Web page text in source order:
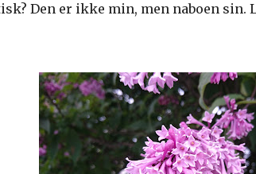
Den er ikke min, men naboen